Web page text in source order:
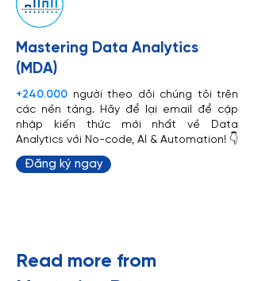
Mastering Data Analytics
(MDA)
+240.000 người theo dõi chúng tôi trên
các nền tảng. Hãy để lại email để cập
nhập kiến thức mới nhất về Data
Analytics với No-code, AI & Automation! 👇
Đăng ký ngay
​Read more from